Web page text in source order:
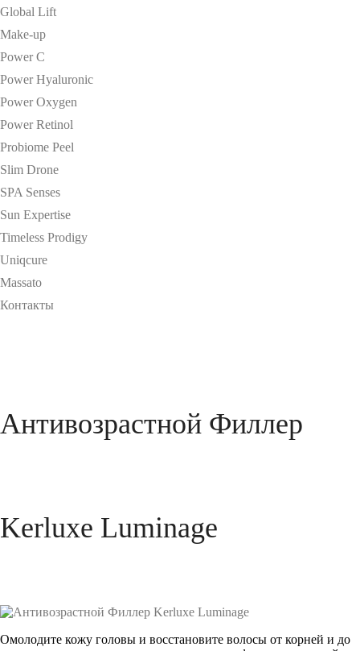
Global Lift
Make-up
Power C
Power Hyaluronic
Power Oxygen
Power Retinol
Probiome Peel
Slim Drone
SPA Senses
Sun Expertise
Timeless Prodigy
Uniqcure
Massato
Контакты
Антивозрастной Филлер
Kerluxe Luminage
Омолодите кожу головы и восстановите волосы от корней и до